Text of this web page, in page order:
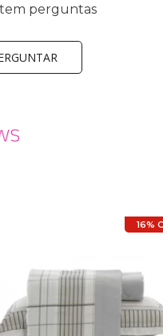
perguntas
16%